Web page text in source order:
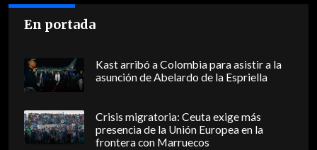
En portada
Kast arribó a Colombia para asistir a la
asunción de Abelardo de la Espriella
Crisis migratoria: Ceuta exige más
presencia de la Unión Europea en la
frontera con Marruecos